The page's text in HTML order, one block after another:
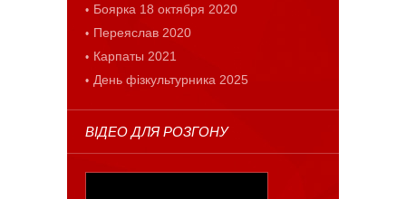
Боярка 18 октября 2020
Переяслав 2020
Карпаты 2021
День фізкультурника 2025
ВІДЕО ДЛЯ РОЗГОНУ